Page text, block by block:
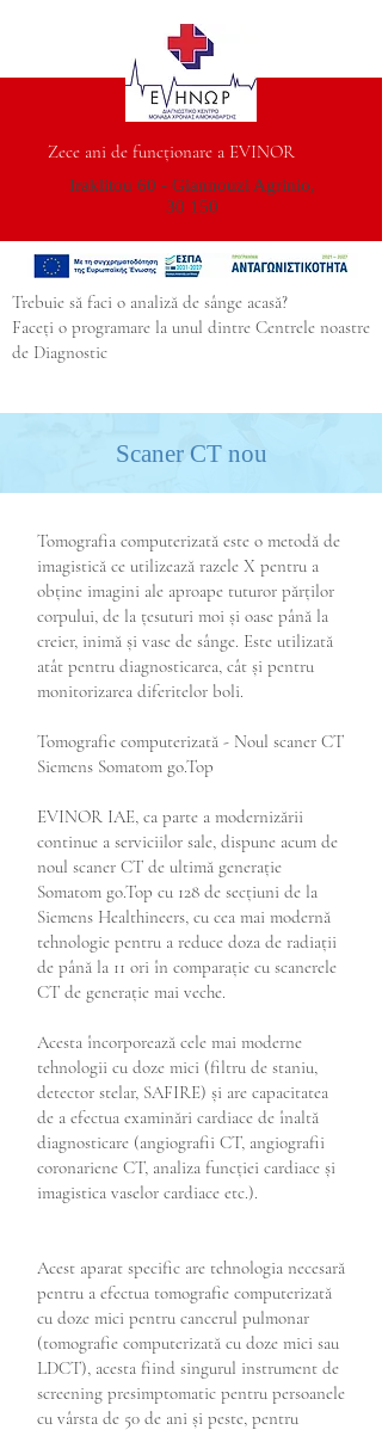
Zece ani de funcționare a EVINOR
Iraklitou 60 - Giannouzi Agrinio,
30 150
Trebuie să faci o analiză de sânge acasă?
Faceți o programare la unul dintre Centrele noastre
de Diagnostic
Scaner CT nou
Tomografia computerizată este o metodă de
imagistică ce utilizează razele X pentru a
obține imagini ale aproape tuturor părților
corpului, de la țesuturi moi și oase până la
creier, inimă și vase de sânge. Este utilizată
atât pentru diagnosticarea, cât și pentru
monitorizarea diferitelor boli.
Tomografie computerizată - Noul scaner CT
Siemens Somatom go.Top
EVINOR IAE, ca parte a modernizării
continue a serviciilor sale, dispune acum de
noul scaner CT de ultimă generație
Somatom go.Top cu 128 de secțiuni de la
Siemens Healthineers, cu cea mai modernă
tehnologie pentru a reduce doza de radiații
de până la 11 ori în comparație cu scanerele
CT de generație mai veche.
Acesta încorporează cele mai moderne
tehnologii cu doze mici (filtru de staniu,
detector stelar, SAFIRE) și are capacitatea
de a efectua examinări cardiace de înaltă
diagnosticare (angiografii CT, angiografii
coronariene CT, analiza funcției cardiace și
imagistica vaselor cardiace etc.).
Acest aparat specific are tehnologia necesară
pentru a efectua tomografie computerizată
cu doze mici pentru cancerul pulmonar
(tomografie computerizată cu doze mici sau
LDCT), acesta fiind singurul instrument de
screening presimptomatic pentru persoanele
cu vârsta de 50 de ani și peste, pentru